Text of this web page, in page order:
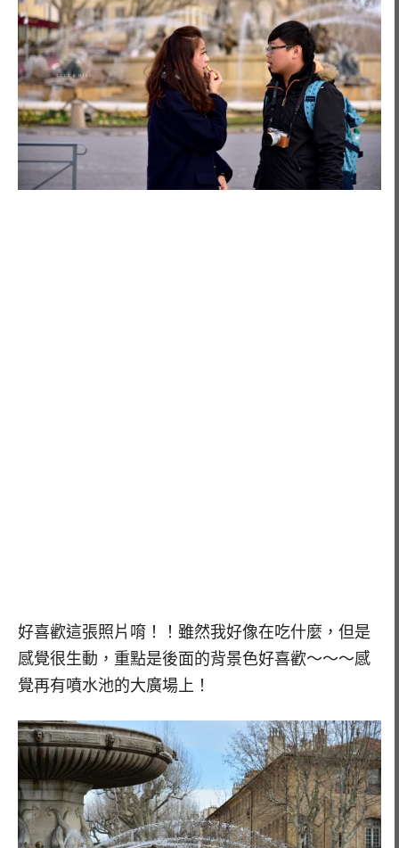
好喜歡這張照片唷！！雖然我好像在吃什麼，但是
感覺很生動，重點是後面的背景色好喜歡～～～感
覺再有噴水池的大廣場上！